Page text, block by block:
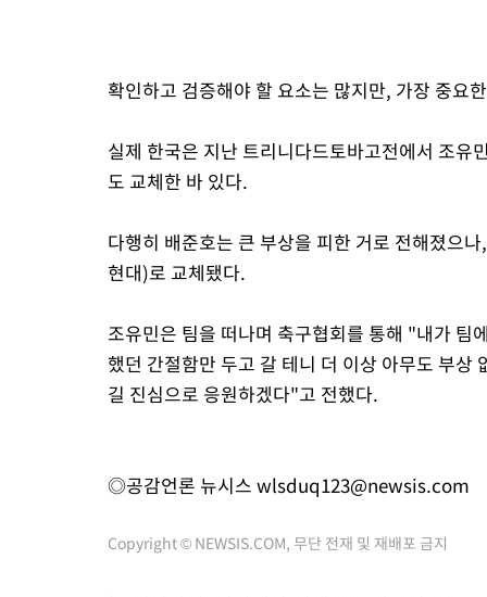
확인하고 검증해야 할 요소는 많지만, 가장 중요
실제 한국은 지난 트리니다드토바고전에서 조
도 교체한 바 있다.
다행히 배준호는 큰 부상을 피한 거로 전해졌으
현대)로 교체됐다.
조유민은 팀을 떠나며 축구협회를 통해 "내가 팀
했던 간절함만 두고 갈 테니 더 이상 아무도 부상
길 진심으로 응원하겠다"고 전했다.
◎공감언론 뉴시스 wlsduq123@newsis.com
Copyright © NEWSIS.COM, 무단 전재 및 재배포 금지